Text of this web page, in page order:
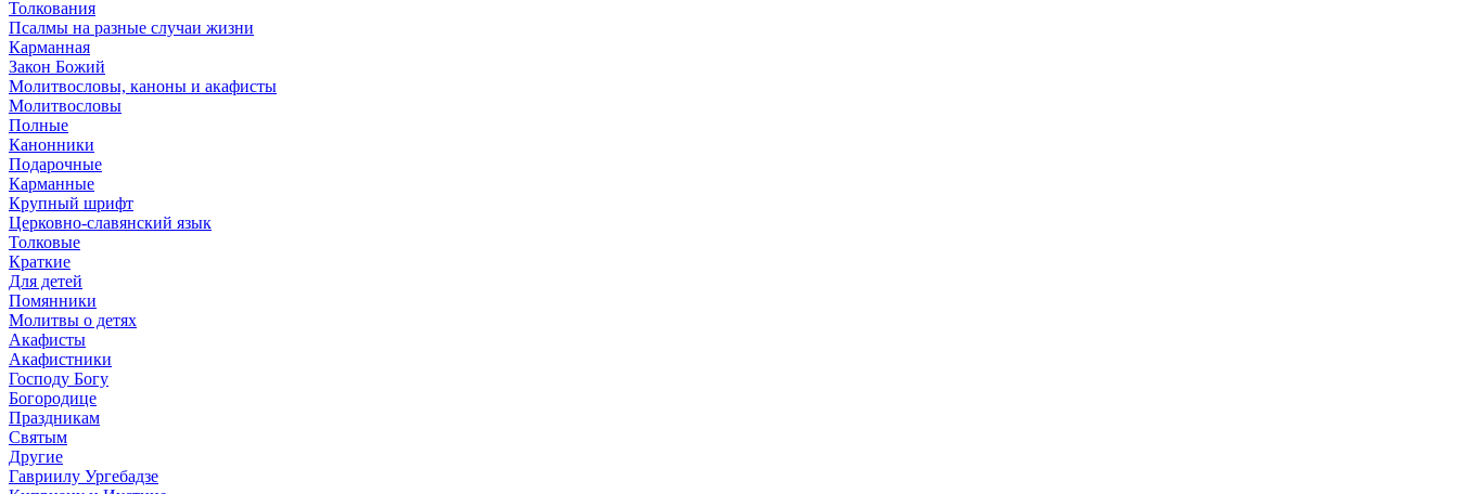
Толкования
Псалмы на разные случаи жизни
Карманная
Закон Божий
Молитвословы, каноны и акафисты
Молитвословы
Полные
Канонники
Подарочные
Карманные
Крупный шрифт
Церковно-славянский язык
Толковые
Краткие
Для детей
Помянники
Молитвы о детях
Акафисты
Акафистники
Господу Богу
Богородице
Праздникам
Святым
Другие
Гавриилу Ургебадзе